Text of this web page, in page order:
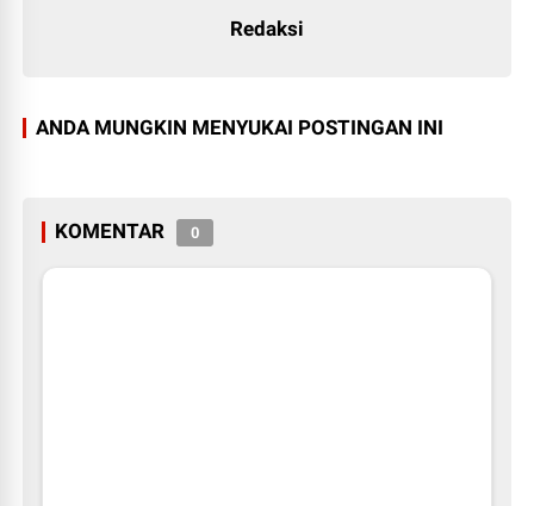
Redaksi
ANDA MUNGKIN MENYUKAI POSTINGAN INI
KOMENTAR 0